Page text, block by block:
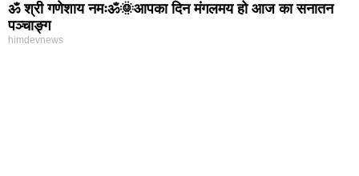
ॐ श्री गणेशाय नमःॐ🌞आपका दिन मंगलमय हो आज का सनातन
पञ्चाङ्ग
himdevnews